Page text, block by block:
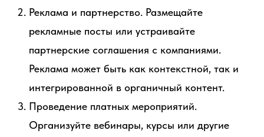
Реклама и партнерство. Размещайте
рекламные посты или устраивайте
партнерские соглашения с компаниями.
Реклама может быть как контекстной, так и
интегрированной в органичный контент.
Проведение платных мероприятий.
Организуйте вебинары, курсы или другие